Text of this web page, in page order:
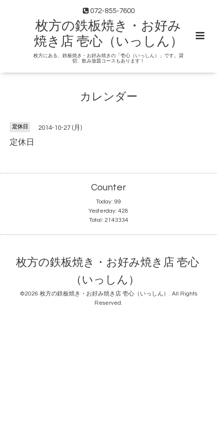
072-855-7600
枚方の鉄板焼き・お好み
焼き店 壱心（いっしん）
枚方にある、鉄板焼き・お好み焼きの「壱心（いっしん）」です。貸
切、飲み放題コースもあります！
カレンダー
定休日 2014-10-27 (月)
定休日
Counter
Today: 99
Yesterday: 428
Total: 2143334
枚方の鉄板焼き・お好み焼き店 壱心
（いっしん）
©2026 枚方の鉄板焼き・お好み焼き店 壱心（いっしん） . All Rights
Reserved.